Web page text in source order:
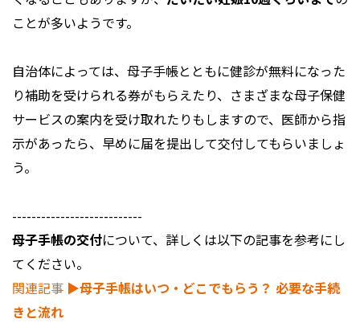
ことが多いようです。
自治体によっては、母子手帳とともに健診が無料になった
り補助を受けられる券がもらえたり、さまざまな母子保健
サービスの案内を受け取れたりもしますので、医師から指
示があったら、早めに届を提出して交付してもらいましょ
う。
---------------------------
母子手帳の交付について、詳しくは以下の記事を参考にし
てください。
関連記事 ▶︎母子手帳はいつ・どこでもらう？ 必要な手続
きと流れ